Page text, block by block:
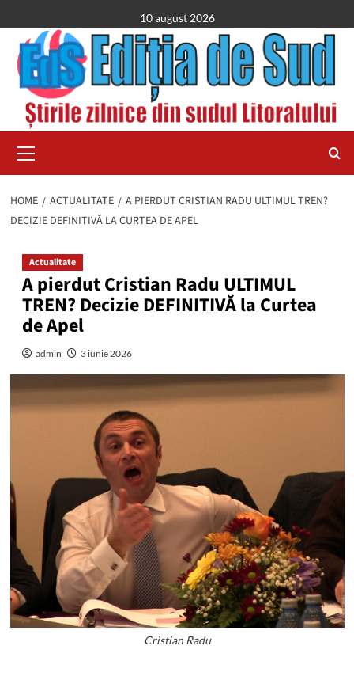
to
content
10 august 2026
Menu
HOME ACTUALITATE
A PIERDUT CRISTIAN RADU ULTIMUL TREN?
DECIZIE DEFINITIVĂ LA CURTEA DE APEL
Actualitate
A pierdut Cristian Radu ULTIMUL
TREN? Decizie DEFINITIVĂ la Curtea
de Apel
admin 3 iunie 2026
Cristian Radu